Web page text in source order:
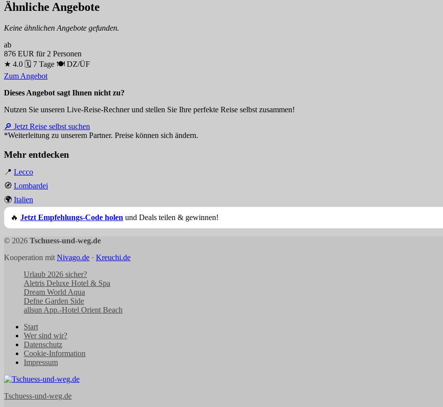
Ähnliche Angebote
Keine ähnlichen Angebote gefunden.
ab
876 EUR für 2 Personen
★ 4.0 🗓 7 Tage 🍽 DZ/ÜF
Zum Angebot
Dieses Angebot sagt Ihnen nicht zu?
Nutzen Sie unseren Live-Reise-Rechner und stellen Sie Ihre perfekte Reise selbst zusammen!
🔎 Jetzt Reise selbst suchen
*Weiterleitung zu unserem Partner. Preise können sich ändern.
Mehr entdecken
📍 Lecco
🧭 Lombardei
🌍 Italien
🔥 Jetzt Empfehlungs-Code holen und Deals teilen & gewinnen!
© 2026 Tschuess-und-weg.de
Kooperation mit Nivago.de · Kreuchi.de
Urlaub 2026 sicher?
Aletris Deluxe Hotel & Spa
Dream World Aqua
Defne Garden Side
allsun App.-Hotel Orient Beach
Start
Wer sind wir?
Datenschutz
Cookie-Information
Impressum
Tschuess-und-weg.de